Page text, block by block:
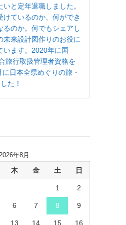
と定年退職しました。
けているのか、何ができ
るのか。何でもシェアし
未来設計図作りのお役に
います。2020年に国
旅行取扱管理者資格を
日本全県めぐりの旅・
た！
2026年8月
木 金 土 日
1 2
6 7 8 9
13 14 15 16